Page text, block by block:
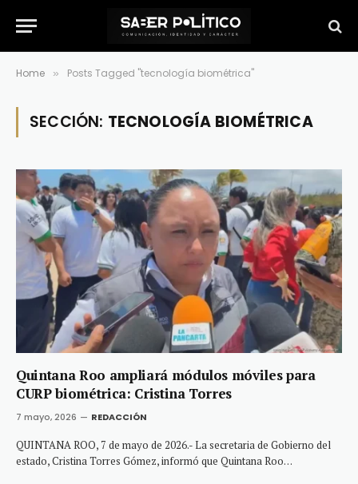
Home » Posts Tagged "tecnología biométrica"
SECCIÓN: TECNOLOGÍA BIOMÉTRICA
Quintana Roo ampliará módulos móviles para
CURP biométrica: Cristina Torres
7 mayo, 2026 REDACCIÓN
QUINTANA ROO, 7 de mayo de 2026.- La secretaria de Gobierno del
estado, Cristina Torres Gómez, informó que Quintana Roo…